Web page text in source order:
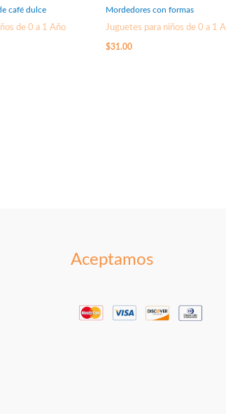
café dulce
de 0 a 1 Año
Mordedores con formas
Juguetes para niños de 0 a 1
$31.00
Aceptamos